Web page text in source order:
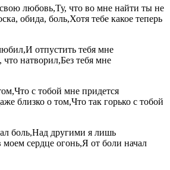
любовь,Ту, что во мне найти ты не
обида, боль,Хотя тебе какое теперь
отпустить тебя мне
натворил,Без тебя мне
с тобой мне придется
близко о том,Что так горько с тобой
боль,Над другими я лишь
сердце огонь,Я от боли начал